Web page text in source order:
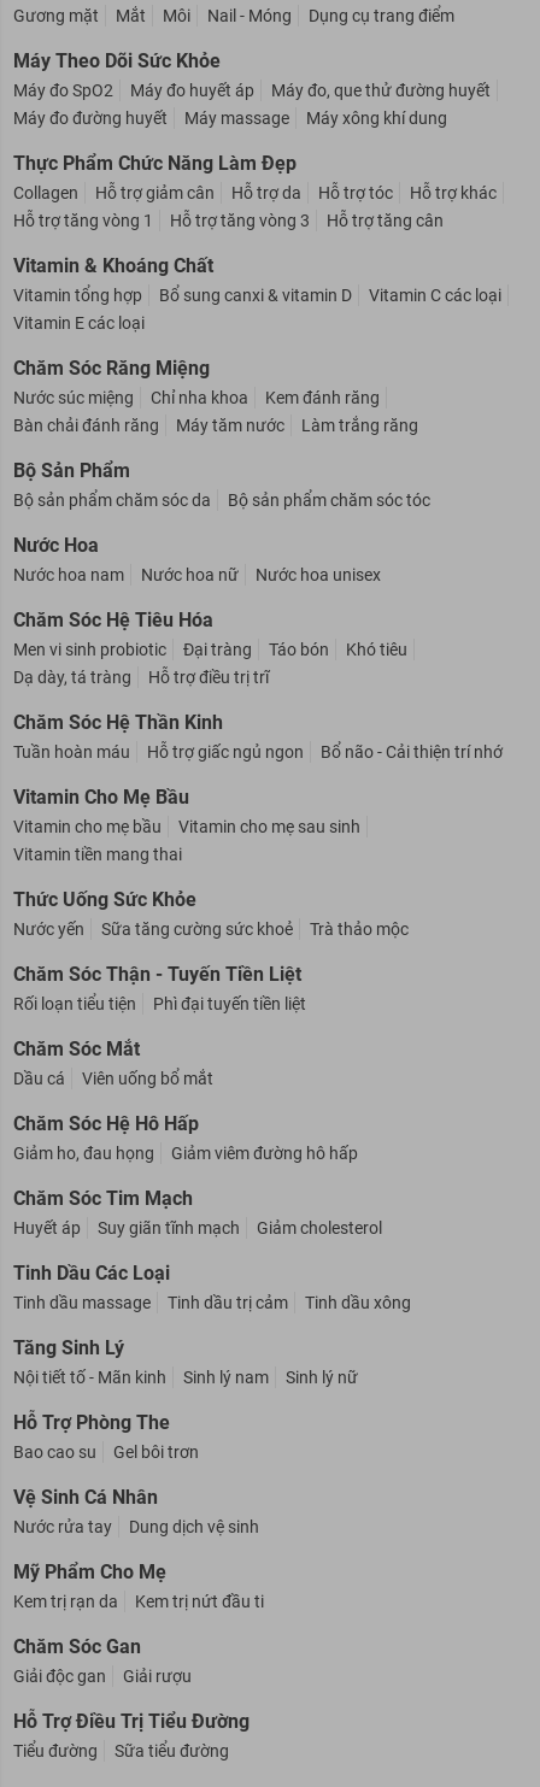
Gương mặt Mắt Môi Nail - Móng Dụng cụ trang điểm
Máy Theo Dõi Sức Khỏe
Máy đo SpO2 Máy đo huyết áp
Máy đo, que thử đường huyết
Máy đo đường huyết
Máy massage Máy xông khí dung
Thực Phẩm Chức Năng Làm Đẹp
Collagen Hỗ trợ giảm cân Hỗ trợ da Hỗ trợ tóc
Hỗ trợ khác
Hỗ trợ tăng vòng 1
Hỗ trợ tăng vòng 3 Hỗ trợ tăng cân
Vitamin & Khoáng Chất
Vitamin tổng hợp Bổ sung canxi & vitamin D
Vitamin C các loại
Vitamin E các loại
Chăm Sóc Răng Miệng
Nước súc miệng Chỉ nha khoa
Kem đánh răng
Bàn chải đánh răng
Máy tăm nước Làm trắng răng
Bộ Sản Phẩm
Bộ sản phẩm chăm sóc da Bộ sản phẩm chăm sóc tóc
Nước Hoa
Nước hoa nam Nước hoa nữ Nước hoa unisex
Chăm Sóc Hệ Tiêu Hóa
Men vi sinh probiotic Đại tràng Táo bón
Khó tiêu
Dạ dày, tá tràng
Hỗ trợ điều trị trĩ
Chăm Sóc Hệ Thần Kinh
Tuần hoàn máu Hỗ trợ giấc ngủ ngon Bổ não - Cải thiện trí nhớ
Vitamin Cho Mẹ Bầu
Vitamin cho mẹ bầu
Vitamin cho mẹ sau sinh
Vitamin tiền mang thai
Thức Uống Sức Khỏe
Nước yến Sữa tăng cường sức khoẻ Trà thảo mộc
Chăm Sóc Thận - Tuyến Tiền Liệt
Rối loạn tiểu tiện Phì đại tuyến tiền liệt
Chăm Sóc Mắt
Dầu cá Viên uống bổ mắt
Chăm Sóc Hệ Hô Hấp
Giảm ho, đau họng Giảm viêm đường hô hấp
Chăm Sóc Tim Mạch
Huyết áp Suy giãn tĩnh mạch Giảm cholesterol
Tinh Dầu Các Loại
Tinh dầu massage Tinh dầu trị cảm Tinh dầu xông
Tăng Sinh Lý
Nội tiết tố - Mãn kinh Sinh lý nam Sinh lý nữ
Hỗ Trợ Phòng The
Bao cao su Gel bôi trơn
Vệ Sinh Cá Nhân
Nước rửa tay Dung dịch vệ sinh
Mỹ Phẩm Cho Mẹ
Kem trị rạn da Kem trị nứt đầu ti
Chăm Sóc Gan
Giải độc gan Giải rượu
Hỗ Trợ Điều Trị Tiểu Đường
Tiểu đường Sữa tiểu đường